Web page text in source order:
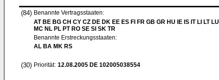
(84) Benannte Vertragsstaaten:
AT BE BG CH CY CZ DE DK EE ES FI FR GB GR HU IE IS IT LI LT
MC NL PL PT RO SE SI SK TR
Benannte Erstreckungsstaaten:
AL BA MK RS
(30) Priorität: 12.08.2005 DE 102005038554